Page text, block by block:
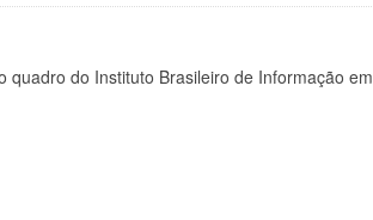
do Instituto Brasileiro de Informação em